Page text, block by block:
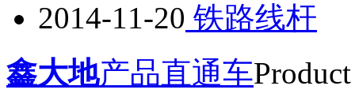
2014-11-20 铁路线杆
鑫大地产品直通车